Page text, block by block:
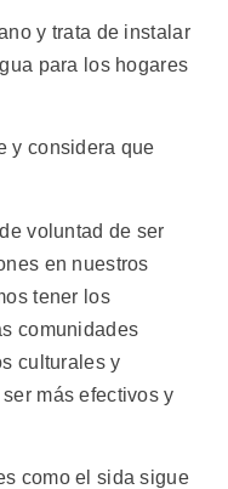
y trata de instalar
para los hogares
y considera que
voluntad de ser
en nuestros
tener los
comunidades
culturales y
más efectivos y
como el sida sigue